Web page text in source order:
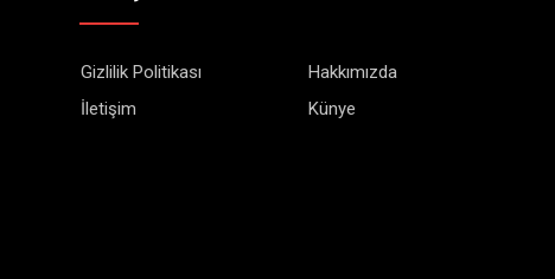
Gizlilik Politikası
Hakkımızda
İletişim
Künye